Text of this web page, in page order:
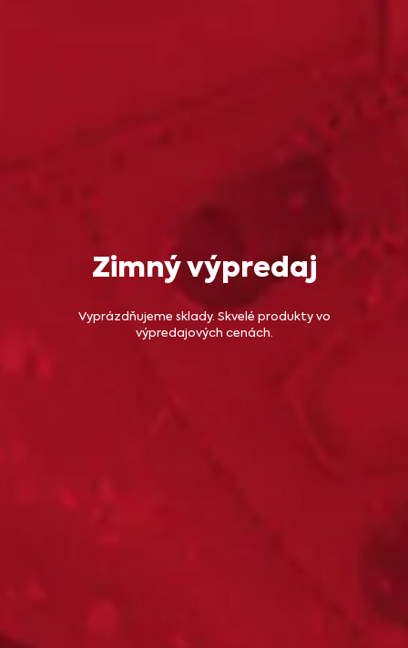
Zimný výpredaj
Vyprázdňujeme sklady. Skvelé produkty vo
výpredajových cenách.